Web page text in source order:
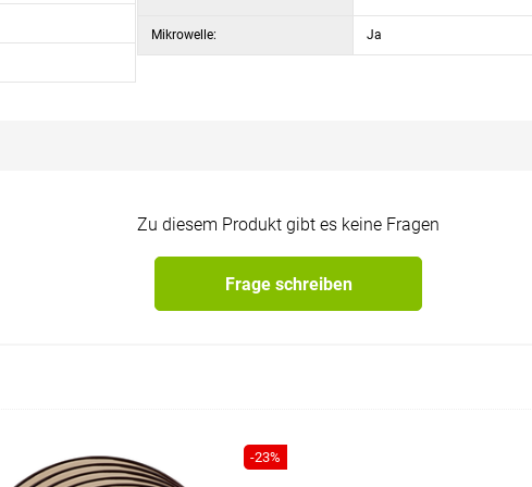
Mikrowelle: Ja
Zu diesem Produkt gibt es keine Fragen
Frage schreiben
-23%